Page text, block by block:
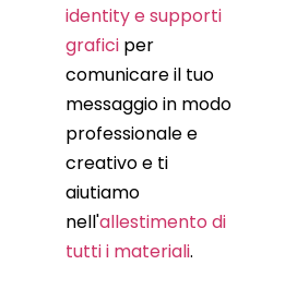
identity e supporti
grafici per
comunicare il tuo
messaggio in modo
professionale e
creativo e ti
aiutiamo
nell'allestimento di
tutti i materiali.